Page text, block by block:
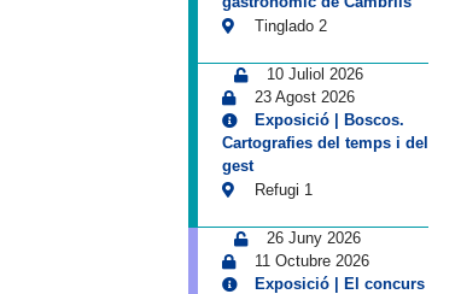
Tinglado 2
10 Juliol 2026
23 Agost 2026
Exposició | Boscos.
Cartografies del temps i del
gest
Refugi 1
26 Juny 2026
11 Octubre 2026
Exposició | El concurs